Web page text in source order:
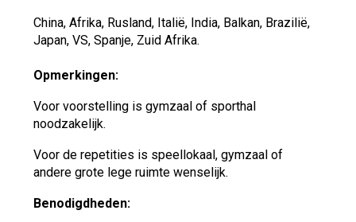
China, Afrika, Rusland, Italië, India, Balkan, Brazilië,
Japan, VS, Spanje, Zuid Afrika.
Opmerkingen:
Voor voorstelling is gymzaal of sporthal
noodzakelijk.
Voor de repetities is speellokaal, gymzaal of
andere grote lege ruimte wenselijk.
Benodigdheden: